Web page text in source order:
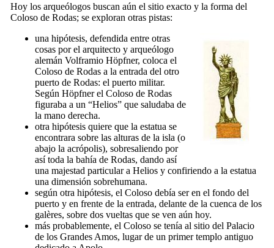
Hoy los arqueólogos buscan aún el sitio exacto y la forma del
Coloso de Rodas; se exploran otras pistas:
una hipótesis, defendida entre otras
cosas por el arquitecto y arqueólogo
alemán Volframio Höpfner, coloca el
Coloso de Rodas a la entrada del otro
puerto de Rodas: el puerto militar.
Según Höpfner el Coloso de Rodas
figuraba a un “Helios” que saludaba de
la mano derecha.
otra hipótesis quiere que la estatua se
encontrara sobre las alturas de la isla (o
abajo la acrópolis), sobresaliendo por
así toda la bahía de Rodas, dando así
una majestad particular a Helios y confiriendo a la estatua
una dimensión sobrehumana.
según otra hipótesis, el Coloso debía ser en el fondo del
puerto y en frente de la entrada, delante de la cuenca de los
galères, sobre dos vueltas que se ven aún hoy.
más probablemente, el Coloso se tenía al sitio del Palacio
de los Grandes Amos, lugar de un primer templo antiguo